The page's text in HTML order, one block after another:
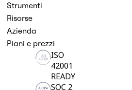
Strumenti
Risorse
Azienda
Piani e prezzi
ISO
42001
READY
SOC 2